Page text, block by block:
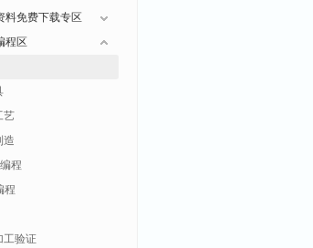
料免费下载专区
程区
艺
造
程
程
工验证